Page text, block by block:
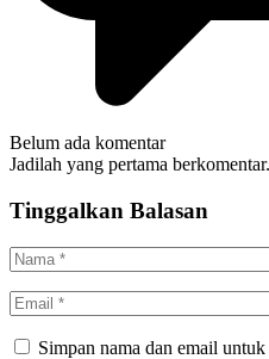
Belum ada komentar
Jadilah yang pertama berkomentar.
Tinggalkan Balasan
Simpan nama dan email